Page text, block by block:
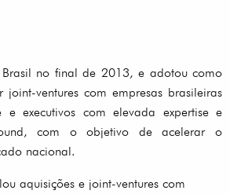
no final de 2013, e adotou como
joint-ventures com empresas brasileiras
e executivos com elevada expertise e
com o objetivo de acelerar o
nacional.
aquisições e joint-ventures com